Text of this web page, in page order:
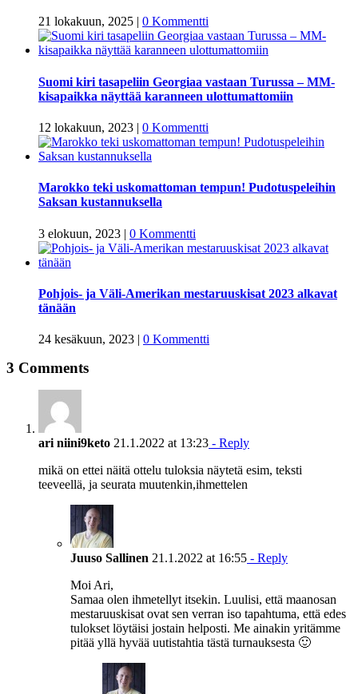
21 lokakuun, 2025 0 Kommentti
Suomi kiri tasapeliin Georgiaa vastaan Turussa – MM-
kisapaikka näyttää karanneen ulottumattomiin
12 lokakuun, 2023 | 0 Kommentti
Marokko teki uskomattoman tempun! Pudotuspeleihin
Saksan kustannuksella
3 elokuun, 2023 | 0 Kommentti
Pohjois- ja Väli-Amerikan mestaruuskisat 2023 alkavat
tänään
24 kesäkuun, 2023 | 0 Kommentti
3 Comments
ari niini9keto 21.1.2022 at 13:23 - Reply
mikä on ettei näitä ottelu tuloksia näytetä esim, teksti
teeveellä, ja seurata muutenkin,ihmettelen
Juuso Sallinen 21.1.2022 at 16:55 - Reply
Moi Ari,
Samaa olen ihmetellyt itsekin. Luulisi, että maanosan
mestaruuskisat ovat sen verran iso tapahtuma, että edes
tulokset löytäisi jostain helposti. Me ainakin yritämme
pitää yllä hyvää uutistahtia tästä turnauksesta 🙂